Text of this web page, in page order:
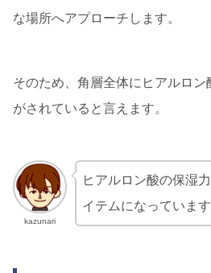
な場所へアプローチします。
そのため、角層全体にヒアルロ
がされていると言えます。
kazunari
ヒアルロン酸の保湿
イテムになっています